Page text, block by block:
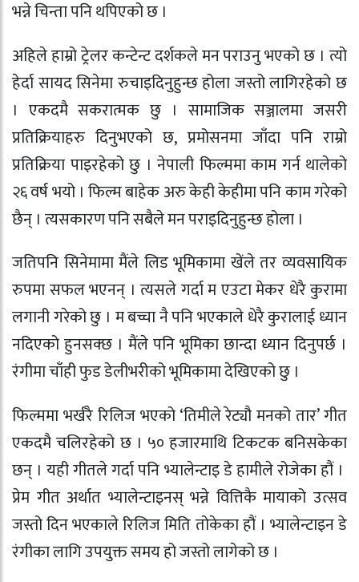
भन्ने चिन्ता पनि थपिएको छ ।
अहिले हाम्रो ट्रेलर कन्टेन्ट दर्शकले मन पराउनु भएको छ । त्यो
हेर्दा सायद सिनेमा रुचाइदिनुहुन्छ होला जस्तो लागिरहेको छ
। एकदमै सकरात्मक छु । सामाजिक सञ्जालमा जसरी
प्रतिक्रियाहरु दिनुभएको छ, प्रमोसनमा जाँदा पनि राम्रो
प्रतिक्रिया पाइरहेको छु । नेपाली फिल्ममा काम गर्न थालेको
२६ वर्ष भयो । फिल्म बाहेक अरु केही केहीमा पनि काम गरेको
छैन् । त्यसकारण पनि सबैले मन पराइदिनुहुन्छ होला ।
जतिपनि सिनेमामा मैंले लिड भूमिकामा खेंले तर व्यवसायिक
रुपमा सफल भएनन् । त्यसले गर्दा म एउटा मेकर धेरै कुरामा
लगानी गरेको छु । म बच्चा नै पनि भएकाले धेरै कुरालाई ध्यान
नदिएको हुनसक्छ । मैंले पनि भूमिका छान्दा ध्यान दिनुपर्छ ।
रंगीमा चाँही फुड डेलीभरीको भूमिकामा देखिएको छु ।
फिल्ममा भर्खरै रिलिज भएको ‘तिमीले रेट्यौ मनको तार’ गीत
एकदमै चलिरहेको छ । ५० हजारमाथि टिकटक बनिसकेका
छन् । यही गीतले गर्दा पनि भ्यालेन्टाइ डे हामीले रोजेका हौं ।
प्रेम गीत अर्थात भ्यालेन्टाइनस् भन्ने वित्तिकै मायाको उत्सव
जस्तो दिन भएकाले रिलिज मिति तोकेका हौं । भ्यालेन्टाइन डे
रंगीका लागि उपयुक्त समय हो जस्तो लागेको छ ।